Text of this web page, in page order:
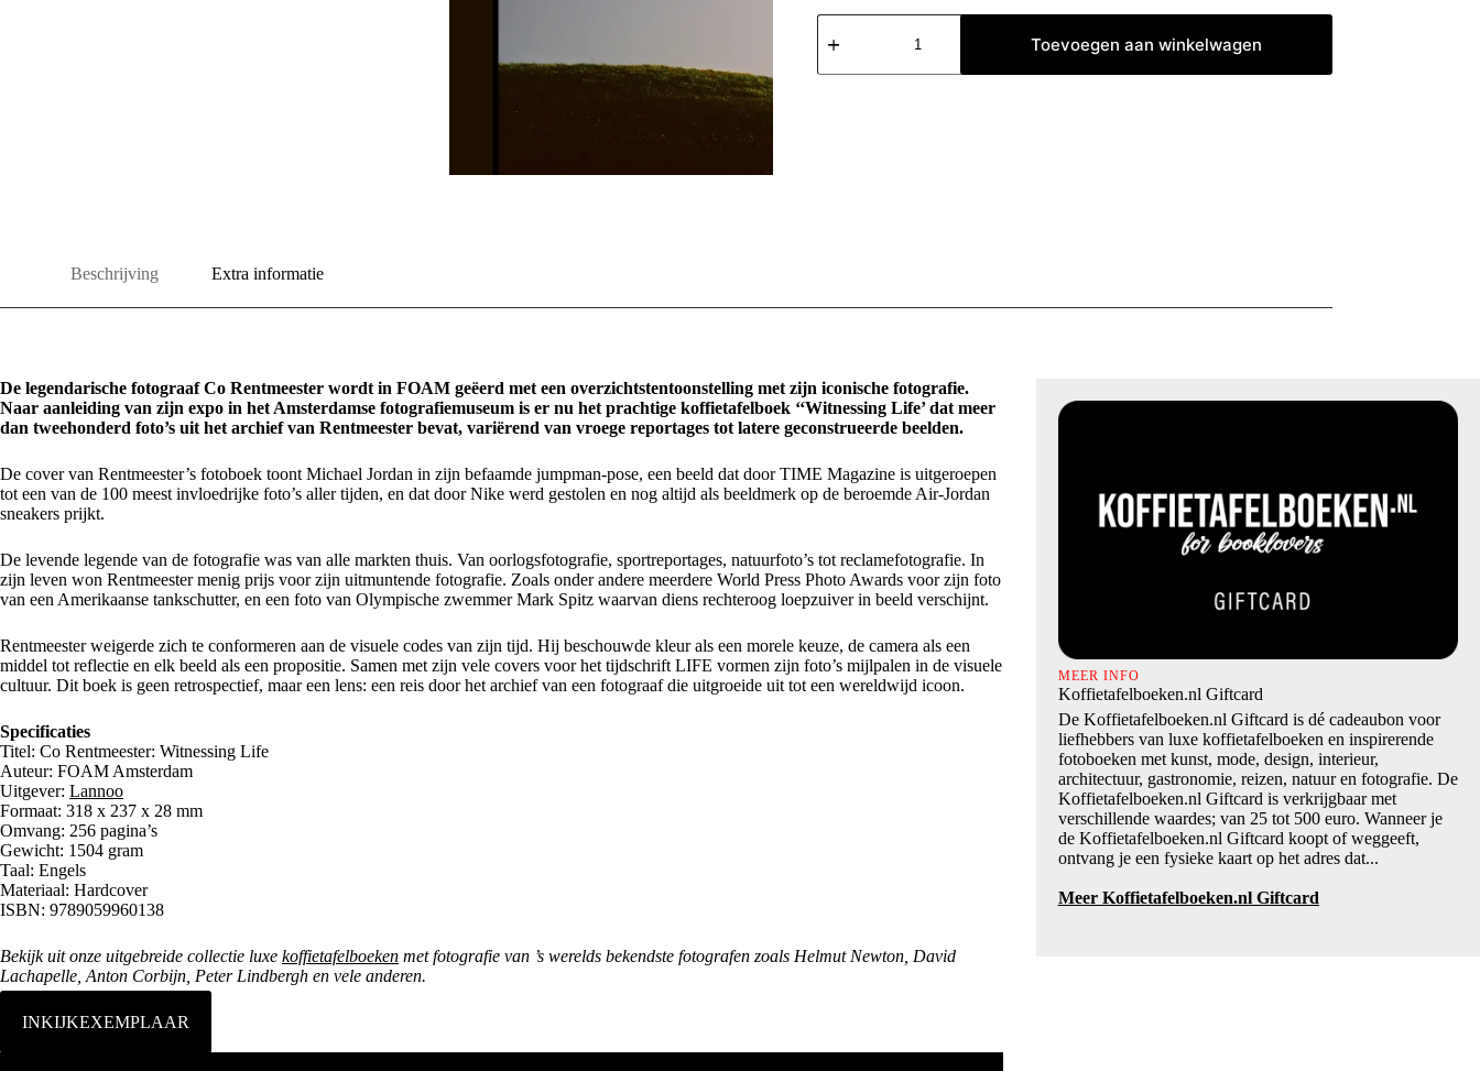
Co
Rentmeester:
Life
Toevoegen aan winkelwagen
Beschrijving Extra informatie
De legendarische fotograaf Co Rentmeester wordt in FOAM geëerd met een overzichtstentoonstelling met zijn iconische fotografie.
Naar aanleiding van zijn expo in het Amsterdamse fotografiemuseum is er nu het prachtige koffietafelboek ‘‘Witnessing Life’ dat meer
dan tweehonderd foto’s uit het archief van Rentmeester bevat, variërend van vroege reportages tot latere geconstrueerde beelden.
De cover van Rentmeester’s fotoboek toont Michael Jordan in zijn befaamde jumpman-pose, een beeld dat door TIME Magazine is uitgeroepen
tot een van de 100 meest invloedrijke foto’s aller tijden, en dat door Nike werd gestolen en nog altijd als beeldmerk op de beroemde Air-Jordan
sneakers prijkt.
De levende legende van de fotografie was van alle markten thuis. Van oorlogsfotografie, sportreportages, natuurfoto’s tot reclamefotografie. In
zijn leven won Rentmeester menig prijs voor zijn uitmuntende fotografie. Zoals onder andere meerdere World Press Photo Awards voor zijn foto
van een Amerikaanse tankschutter, en een foto van Olympische zwemmer Mark Spitz waarvan diens rechteroog loepzuiver in beeld verschijnt.
Rentmeester weigerde zich te conformeren aan de visuele codes van zijn tijd. Hij beschouwde kleur als een morele keuze, de camera als een
middel tot reflectie en elk beeld als een propositie. Samen met zijn vele covers voor het tijdschrift LIFE vormen zijn foto’s mijlpalen in de visuele
cultuur. Dit boek is geen retrospectief, maar een lens: een reis door het archief van een fotograaf die uitgroeide uit tot een wereldwijd icoon.
Specificaties
Titel: Co Rentmeester: Witnessing Life
Auteur: FOAM Amsterdam
Uitgever: Lannoo
Formaat: 318 x 237 x 28 mm
Omvang: 256 pagina’s
Gewicht: 1504 gram
Taal: Engels
Materiaal: Hardcover
ISBN: 9789059960138
Bekijk uit onze uitgebreide collectie luxe koffietafelboeken met fotografie van ’s werelds bekendste fotografen zoals Helmut Newton, David
Lachapelle, Anton Corbijn, Peter Lindbergh en vele anderen.
INKIJKEXEMPLAAR
MEER INFO
Koffietafelboeken.nl Giftcard
De Koffietafelboeken.nl Giftcard is dé cadeaubon voor
liefhebbers van luxe koffietafelboeken en inspirerende
fotoboeken met kunst, mode, design, interieur,
architectuur, gastronomie, reizen, natuur en fotografie. De
Koffietafelboeken.nl Giftcard is verkrijgbaar met
verschillende waardes; van 25 tot 500 euro. Wanneer je
de Koffietafelboeken.nl Giftcard koopt of weggeeft,
ontvang je een fysieke kaart op het adres dat...
Meer Koffietafelboeken.nl Giftcard